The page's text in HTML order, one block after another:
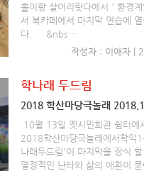
홀이랑 살어리랏다에서 ' 환경
서 북카페에서 마지막 연습에
다. &nbs…
작성자 : 이애자
학나래 두드림
2018 학산마당극놀래
10월 13일 옛시민회관 쉼터에
2018학산마당극놀래에서학익
나래두드림'이 마지막을 장식
열정적인 난타와 삶의 애환이